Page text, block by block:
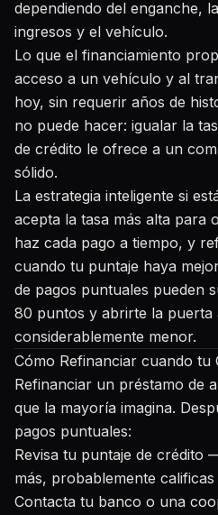
dependiendo del enganche,
ingresos y el vehículo.
Lo que el financiamiento
acceso a un vehículo y al
hoy, sin requerir años de
no puede hacer: igualar la
de crédito le ofrece a un
sólido.
La estrategia inteligente si
acepta la tasa más alta para
haz cada pago a tiempo, y
cuando tu puntaje haya
de pagos puntuales pueden
80 puntos y abrirte la puerta
considerablemente menor.
Cómo Refinanciar cuando tu
Refinanciar un préstamo de
que la mayoría imagina.
pagos puntuales:
Revisa tu puntaje de crédito
más, probablemente
Contacta tu banco o una